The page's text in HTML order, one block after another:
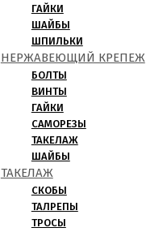
ГАЙКИ
ШАЙБЫ
ШПИЛЬКИ
НЕРЖАВЕЮЩИЙ КРЕПЕЖ
БОЛТЫ
ВИНТЫ
ГАЙКИ
САМОРЕЗЫ
ТАКЕЛАЖ
ШАЙБЫ
ТАКЕЛАЖ
СКОБЫ
ТАЛРЕПЫ
ТРОСЫ